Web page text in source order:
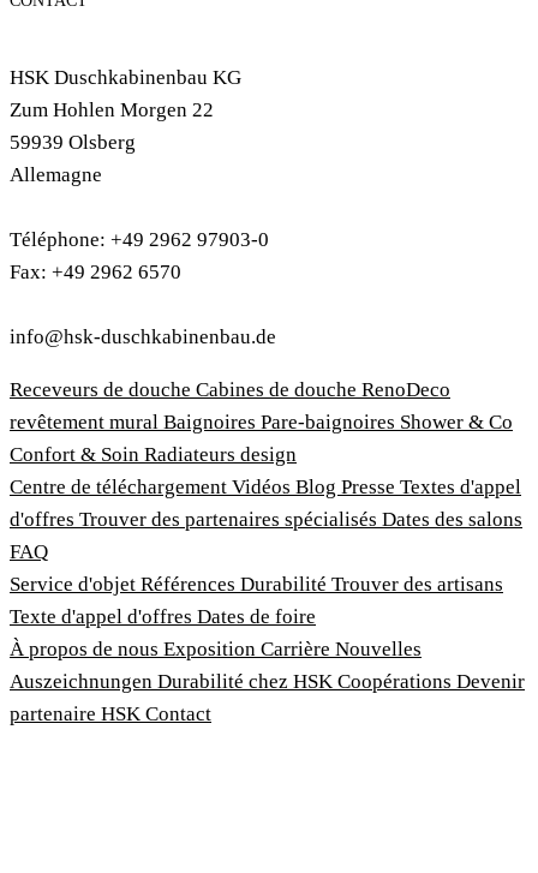
HSK Duschkabinenbau KG
Zum Hohlen Morgen 22
59939 Olsberg
Allemagne
Téléphone: +49 2962 97903-0
Fax: +49 2962 6570
info@hsk-duschkabinenbau.de
Receveurs de douche Cabines de douche RenoDeco
revêtement mural Baignoires Pare-baignoires Shower & Co
Confort & Soin Radiateurs design
Centre de téléchargement Vidéos Blog Presse Textes d'appel
d'offres Trouver des partenaires spécialisés Dates des salons
FAQ
Service d'objet Références Durabilité Trouver des artisans
Texte d'appel d'offres Dates de foire
À propos de nous Exposition Carrière Nouvelles
Auszeichnungen Durabilité chez HSK Coopérations Devenir
partenaire HSK Contact